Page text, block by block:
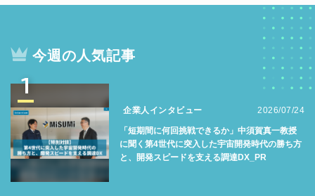
今週の人気記事
1
企業人インタビュー 2026/07/24
「短期間に何回挑戦できるか」中須賀真一教授
に聞く第4世代に突入した宇宙開発時代の勝ち方
と、開発スピードを支える調達DX_PR